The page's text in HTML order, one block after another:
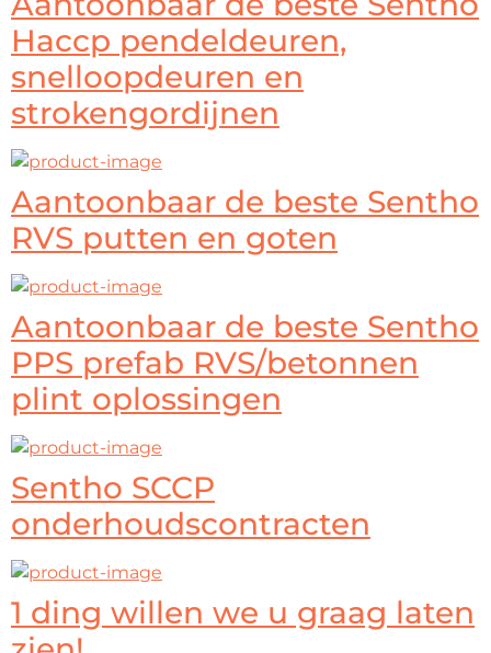
Haccp pendeldeuren,
snelloopdeuren en
strokengordijnen
Aantoonbaar de beste Sentho
RVS putten en goten
Aantoonbaar de beste Sentho
PPS prefab RVS/betonnen
plint oplossingen
Sentho SCCP
onderhoudscontracten
1 ding willen we u graag laten